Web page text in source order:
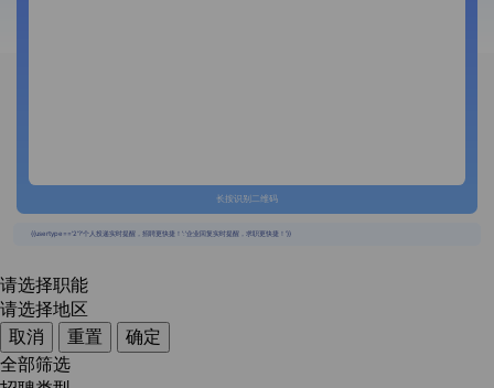
长按识别二维码
{{usertype=='2'?'个人投递实时提醒，招聘更快捷！':'企业回复实时提醒，求职更快捷！'}}
请选择职能
请选择地区
取消
重置
确定
全部筛选